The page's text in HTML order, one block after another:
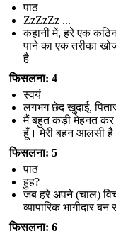
पाठ
ZzZzZz ...
कहानी में, हरे एक
पाने का एक तरीका
है
फिसलना: 4
स्वयं
लगभग छेद खुदाई,
मैं बहुत कड़ी मेहनत कर
हूँ। मेरी बहन आलसी है
फिसलना: 5
पाठ
हुह?
जब हरे अपने (चाल)
व्यापारिक भागीदार
फिसलना: 6